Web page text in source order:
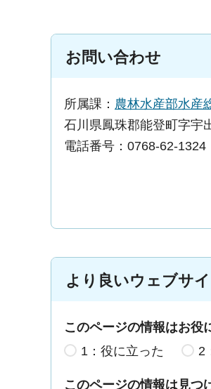
お問い合わせ
所属課： 農林水産部水産
石川県鳳珠郡能登町字宇
電話番号：0768-62-1324
より良いウェブサ
このページの情報はお役
1：役に立った
2
このページの情報は見つ